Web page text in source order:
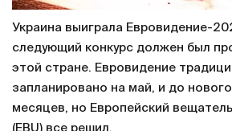
Украина выиграла Евровидение-
следующий конкурс должен был
этой стране. Евровидение
запланировано на май, и до нового
месяцев, но Европейский
(EBU) все решил.